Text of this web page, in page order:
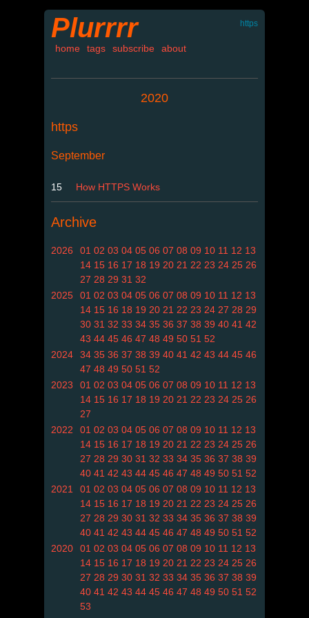
Plurrrr https
home tags subscribe about
2020
https
September
15 How HTTPS Works
Archive
2026 01 02 03 04 05 06 07 08 09 10 11 12 13
14 15 16 17 18 19 20 21 22 23 24 25 26
27 28 29 31 32
2025
01 02 03 04 05 06 07 08 09 10 11 12 13
14 15 16 18 19 20 21 22 23 24 27 28 29
30 31 32 33 34 35 36 37 38 39 40 41 42
43 44 45 46 47 48 49 50 51 52
2024
34 35 36 37 38 39 40 41 42 43 44 45 46
47 48 49 50 51 52
2023
01 02 03 04 05 06 07 08 09 10 11 12 13
14 15 16 17 18 19 20 21 22 23 24 25 26
27
2022
01 02 03 04 05 06 07 08 09 10 11 12 13
14 15 16 17 18 19 20 21 22 23 24 25 26
27 28 29 30 31 32 33 34 35 36 37 38 39
40 41 42 43 44 45 46 47 48 49 50 51 52
2021
01 02 03 04 05 06 07 08 09 10 11 12 13
14 15 16 17 18 19 20 21 22 23 24 25 26
27 28 29 30 31 32 33 34 35 36 37 38 39
40 41 42 43 44 45 46 47 48 49 50 51 52
2020
01 02 03 04 05 06 07 08 09 10 11 12 13
14 15 16 17 18 19 20 21 22 23 24 25 26
27 28 29 30 31 32 33 34 35 36 37 38 39
40 41 42 43 44 45 46 47 48 49 50 51 52
53